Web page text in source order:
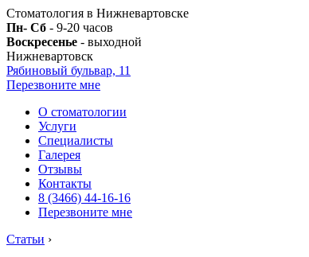
Стоматология в Нижневартовске
Пн- Сб - 9-20 часов
Воскресенье - выходной
Нижневартовск
Рябиновый бульвар, 11
Перезвоните мне
О стоматологии
Услуги
Специалисты
Галерея
Отзывы
Контакты
8 (3466) 44-16-16
Перезвоните мне
Статьи ›